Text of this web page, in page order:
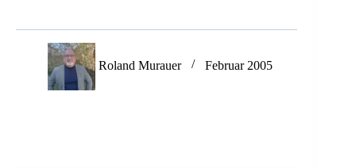
Roland Murauer Februar 2005